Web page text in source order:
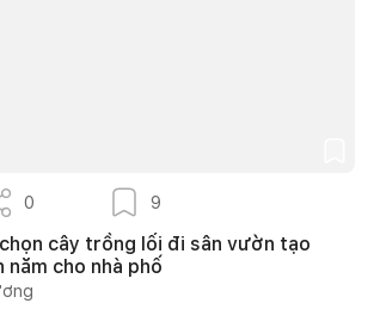
0 9
cây trồng lối đi sân vườn tạo
năm cho nhà phố